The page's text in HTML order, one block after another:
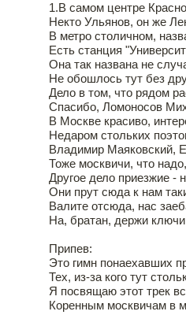
1.В самом центре
Некто Ульянов, он же
В метро столичном,
Есть станция
Она так названа не
Не обошлось тут без
Дело в том, что рядом
Спасибо, Ломоносов
В Москве красиво,
Недаром стольких
Владимир Маяковский,
Тоже москвичи, что
Другое дело приезжие -
Они прут сюда к нам
Валите отсюда, нас
На, братан, держи
Припев:
Это гимн понаехавших
Тех, из-за кого тут
Я посвящаю этот трек
Коренным москвичам в